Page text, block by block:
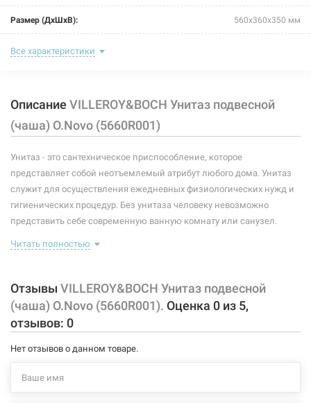
Размер (ДxШxВ): 560x360x350 мм
Тип:
Форма: овальная
Подвод воды:
Выпуск: горизонтальный
Сидение (крышка): без сидения
Ободок:
Все характеристики
Описание VILLEROY&BOCH Унитаз подвесной
(чаша) O.Novo (5660R001)
Унитаз - это сантехническое приспособление, которое
представляет собой неотъемлемый атрибут любого дома. Унитаз
служит для осуществления ежедневных физиологических нужд и
гигиенических процедур. Без унитаза человеку невозможно
представить себе современную ванную комнату или санузел.
сантехнических приспособлений. Они могут производиться из
и прочими особенностями.
Характеристики и конфигурация изделия, а также комплектация
товара могут изменяться производителем без уведомления. За
внесенные производителем изменения, магазин ответственности
Читать полностью
Отзывы VILLEROY&BOCH Унитаз подвесной
(чаша) O.Novo (5660R001). Оценка 0 из 5,
отзывов: 0
Нет отзывов о данном товаре.